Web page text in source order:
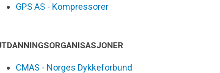
GPS AS - Kompressorer
CMAS - Norges Dykkeforbund